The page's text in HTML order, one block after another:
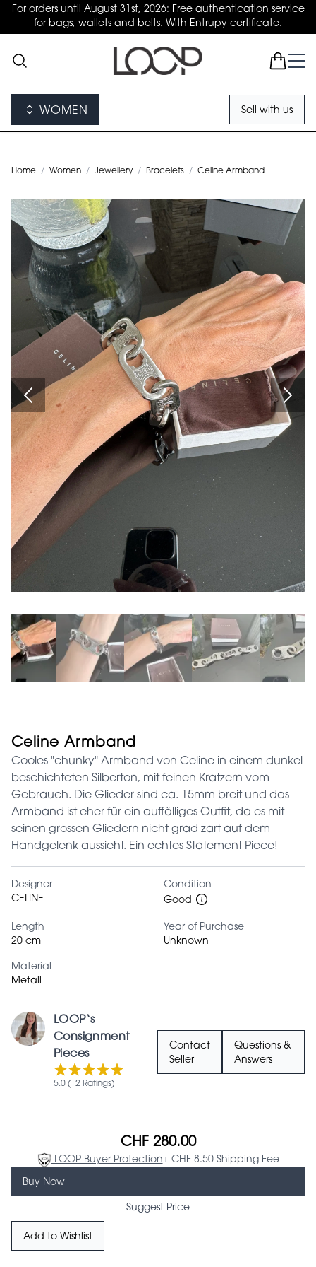
For orders until August 31st, 2026: Free authentication service
for bags, wallets and belts. With Entrupy certificate.
WOMEN Sell with us
Home / Women / Jewellery / Bracelets / Celine Armband
Celine Armband
Cooles "chunky" Armband von Celine in einem dunkel
beschichteten Silberton, mit feinen Kratzern vom
Gebrauch. Die Glieder sind ca. 15mm breit und das
Armband ist eher für ein auffälliges Outfit, da es mit
seinen grossen Gliedern nicht grad zart auf dem
Handgelenk aussieht. Ein echtes Statement Piece!
Designer
CELINE
Condition
Good
Length
20 cm
Year of Purchase
Unknown
Material
Metall
LOOP‘s
Consignment
Pieces
5.0 (12 Ratings)
Contact
Seller
Questions &
Answers
CHF 280.00
LOOP Buyer Protection+ CHF 8.50 Shipping Fee
Buy Now
Suggest Price
Add to Wishlist